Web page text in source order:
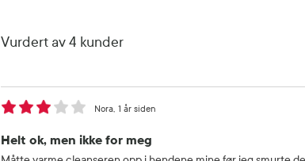
Vurdert av 4 kunder
Helt ok, men ikke for meg
1 år siden
Nora